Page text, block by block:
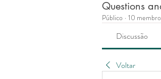
Questions
Público · 10
Discussão
Voltar